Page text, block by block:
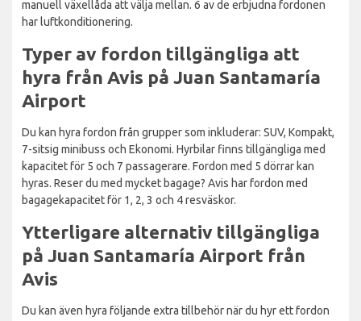
manuell växellåda att välja mellan. 6 av de erbjudna fordonen
har luftkonditionering.
Typer av fordon tillgängliga att
hyra från Avis på Juan Santamaría
Airport
Du kan hyra fordon från grupper som inkluderar: SUV, Kompakt,
7-sitsig minibuss och Ekonomi. Hyrbilar finns tillgängliga med
kapacitet för 5 och 7 passagerare. Fordon med 5 dörrar kan
hyras. Reser du med mycket bagage? Avis har fordon med
bagagekapacitet för 1, 2, 3 och 4 resväskor.
Ytterligare alternativ tillgängliga
på Juan Santamaría Airport från
Avis
Du kan även hyra följande extra tillbehör när du hyr ett fordon